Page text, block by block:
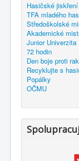
Hasičské jiskření
TFA mladého
Středoškolské
Akademické
Junior Univerzita
72 hodin
Den boje proti
Recyklujte s
Popálky
OČMU